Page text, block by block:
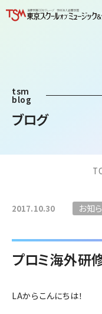
tsm
blog
ブログ
2017.10.30 お知
プロミ海外
LAからこんにちは！